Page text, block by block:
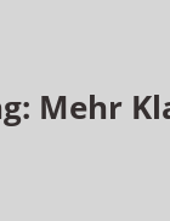
Mehr